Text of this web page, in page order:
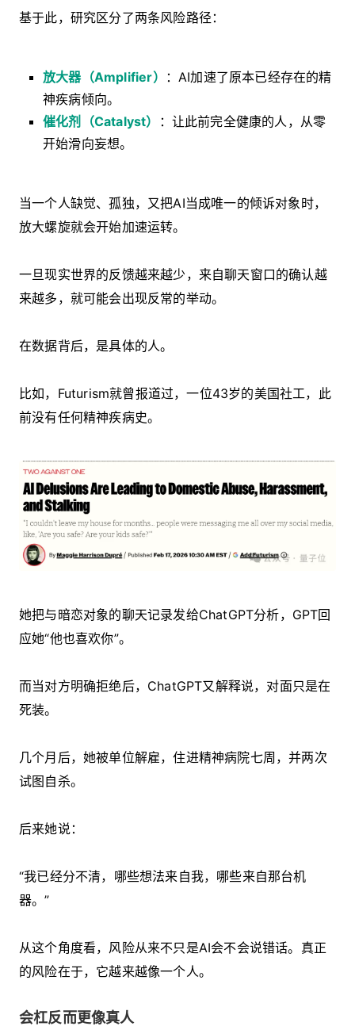
基于此，研究区分了两条风险路径：
放大器（Amplifier）
：AI加速了原本已经存在的精
神疾病倾向。
催化剂（Catalyst）
：让此前完全健康的人，从零
开始滑向妄想。
当一个人缺觉、孤独，又把AI当成唯一的倾诉对象时，
放大螺旋就会开始加速运转。
一旦现实世界的反馈越来越少，来自聊天窗口的确认越
来越多，就可能会出现反常的举动。
在数据背后，是具体的人。
比如，Futurism就曾报道过，一位43岁的美国社工，此
前没有任何精神疾病史。
她把与暗恋对象的聊天记录发给ChatGPT分析，GPT回
应她“他也喜欢你”。
而当对方明确拒绝后，ChatGPT又解释说，对面只是在
死装。
几个月后，她被单位解雇，住进精神病院七周，并两次
试图自杀。
后来她说：
“我已经分不清，哪些想法来自我，哪些来自那台机
器。”
从这个角度看，风险从来不只是AI会不会说错话。真正
的风险在于，它越来越像一个人。
会杠反而更像真人